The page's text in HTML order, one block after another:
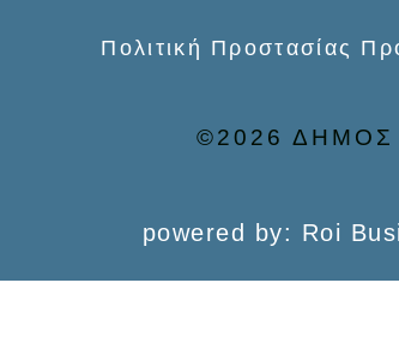
Πολιτική Προστασίας
©2026 ΔΗΜΟΣ
powered by: Roi